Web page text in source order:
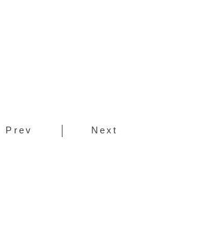
Prev Next